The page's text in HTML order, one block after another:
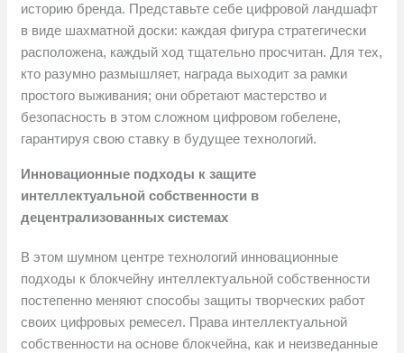
историю бренда. Представьте себе цифровой ландшафт
в виде шахматной доски: каждая фигура стратегически
расположена, каждый ход тщательно просчитан. Для тех,
кто разумно размышляет, награда выходит за рамки
простого выживания; они обретают мастерство и
безопасность в этом сложном цифровом гобелене,
гарантируя свою ставку в будущее технологий.
Инновационные подходы к защите
интеллектуальной собственности в
децентрализованных системах
В этом шумном центре технологий инновационные
подходы к блокчейну интеллектуальной собственности
постепенно меняют способы защиты творческих работ
своих цифровых ремесел. Права интеллектуальной
собственности на основе блокчейна, как и неизведанные